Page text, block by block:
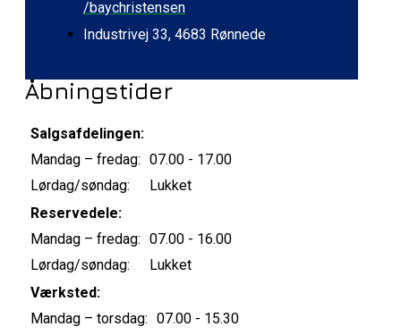
/baychristensen
Industrivej 33, 4683 Rønnede
Åbningstider
Salgsafdelingen:
Mandag – fredag: 07.00 - 17.00
Lørdag/søndag:
Lukket
Reservedele:
Mandag – fredag: 07.00 - 16.00
Lørdag/søndag:
Lukket
Værksted:
Mandag – torsdag: 07.00 - 15.30